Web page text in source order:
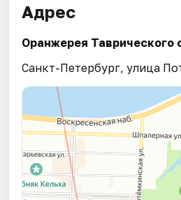
Адрес
Оранжерея Таврического
Санкт-Петербург, улица